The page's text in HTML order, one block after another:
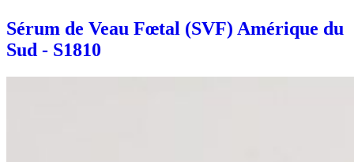
Sérum de Veau Fœtal (SVF) Amérique du
Sud - S1810